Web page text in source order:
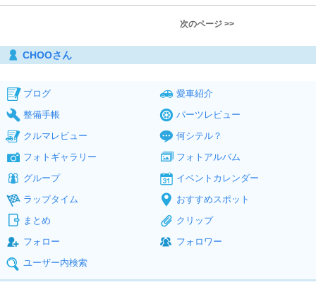
次のページ >>
CHOOさん
ブログ
愛車紹介
整備手帳
パーツレビュー
クルマレビュー
何シテル？
フォトギャラリー
フォトアルバム
グループ
イベントカレンダー
ラップタイム
おすすめスポット
まとめ
クリップ
フォロー
フォロワー
ユーザー内検索